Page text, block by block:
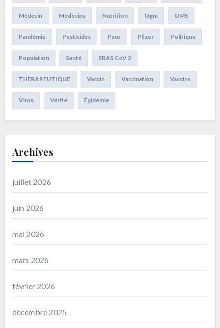
Médecin Médecins Nutrition Ogm OMS
Pandémie Pesticides Peur Pfizer Politique
Population Santé SRAS CoV 2
THERAPEUTIQUE Vaccin Vaccination Vaccins
Virus Vérité Épidémie
Archives
juillet 2026
juin 2026
mai 2026
mars 2026
février 2026
décembre 2025